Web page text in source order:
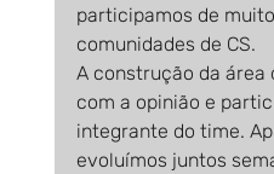
participamos de
comunidades de CS.
A construção da área
com a opinião e
integrante do time.
evoluímos juntos